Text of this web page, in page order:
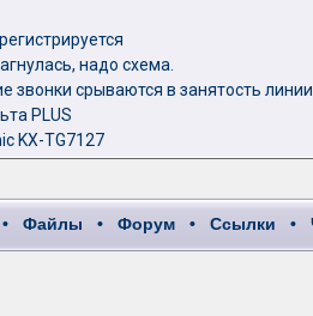
надо схема.
звонки срываются в занятость линии
PLUS
KX-TG7127
Файлы • Форум • Ссылки •